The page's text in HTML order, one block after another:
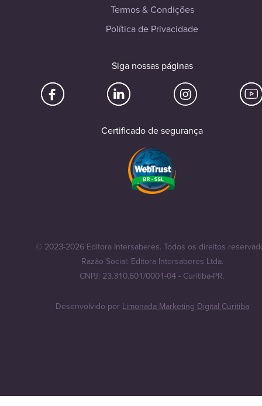
Termos & Condições
Política de Privacidade
Siga nossas páginas
Certificado de segurança
© 2023-2026 Editora Intersaberes. Todos os direitos
Razão Social: Editora Intersaberes Ltda.
CNPJ: 23.310.601/0001-04 - Curitiba-PR.
Desenvolvido por Limonada Marketing Digital Curitiba